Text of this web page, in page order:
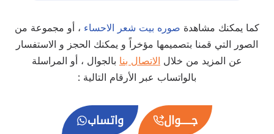
كما يمكنك مشاهدة صوره بيت شعر الاحساء ، أو مجموعة من
الصور التي قمنا بتصميمها مؤخراً و يمكنك الحجز و الاستفسار
عن المزيد من خلالالاتصال بنابالجوال ، أو المراسلة
بالواتساب عبر الأرقام التالية :
جــــــوال واتساب